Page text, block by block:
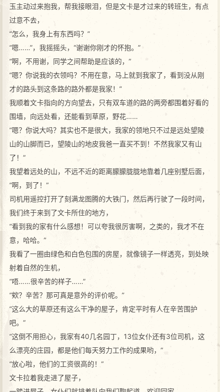
玉主动过来抱我，帮我接眼泪，但是文卡是才过来的转班生，有点
过意不去，
“怎么，我身上有东西吗？”
“嗯……”，我摇摇头，“谢谢你刚才的怀抱。”
“啊，不用谢，同学之间帮助是应该的，”
“嗯？你说我的衣领吗？不用在意，马上就到我家了，看到没从刚
才的路头到这条路的路外都是我家！”
我顺着文卡指向的方向望去，只有双车道的路的两旁都围着好看的
围墙，向远处看，还能看到草原，野花……
“嗯？你说大吗？其实也不是很大，我家的领地只不过是远处望陵
山的山脚而已，望陵山的地皮我爸一直买不到！不然我家又有山
了！”
我望着远处的山，不远不近的距离朦朦胧胧地靠着几座别墅后面，
“啊，到了！”
司机用遥控打开了刻满龙图腾的大铁门，然后再行驶了一段时间，
我们终于来到了文卡所住的地方，
“看到我的家有什么感想！可以夸我很厉害啊，之类的，我才不在
意，哈哈。”
我看了一圈由绿色和白色包围的房屋，就像镜子一样透亮，到处映
射着自然的生机，
“唔……很辛苦的样子……”
“欸？辛苦？那可真是意外的评价呢。”
“这么大的草原还有这么干净的屋子，肯定平时有人在辛苦围护
吧。”
“这倒不用担心，我家有40几名园丁，13位女仆还有3位司机，这
么漂亮的庄园，都是他们每天努力工作的成果哟，”
“放心啦，他们的工资很高的！”
文卡拉着我走进了屋子，